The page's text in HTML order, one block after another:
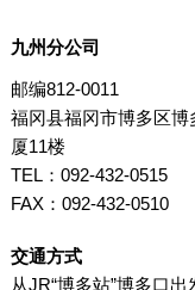
九州分公司
邮编812-0011
福冈县福冈市博多区
厦11楼
TEL：092-432-0515
FAX：092-432-0510
交通方式
从JR“博多站”博多口出